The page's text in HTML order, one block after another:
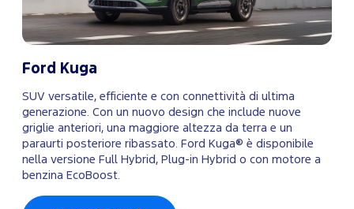
Ford Kuga
SUV versatile, efficiente e con connettività di ultima
generazione. Con un nuovo design che include nuove
griglie anteriori, una maggiore altezza da terra e un
paraurti posteriore ribassato. Ford Kuga® è disponibile
nella versione Full Hybrid, Plug-in Hybrid o con motore a
benzina EcoBoost.